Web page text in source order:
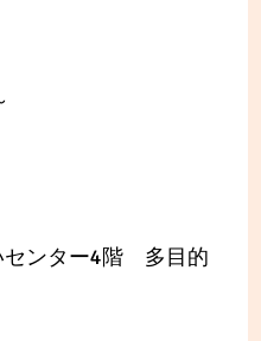
センター4階 多目的